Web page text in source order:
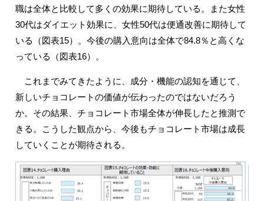
職は全体と比較して多くの効果に期待している。また女性
30代はダイエット効果に、女性50代は便通改善に期待して
いる（図表15）。今後の購入意向は全体で84.8％と高くな
っている（図表16）。
これまでみてきたように、成分・機能の認知を通じて、
新しいチョコレートの価値が伝わったのではないだろう
か。その結果、チョコレート市場全体が伸長したと推測で
きる。こうした観点から、今後もチョコレート市場は成長
していくことが期待される。